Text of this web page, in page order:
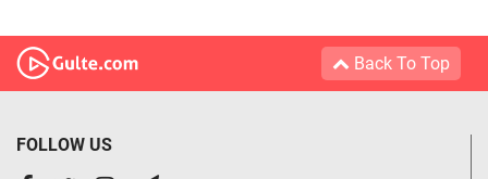
Back To Top
FOLLOW US